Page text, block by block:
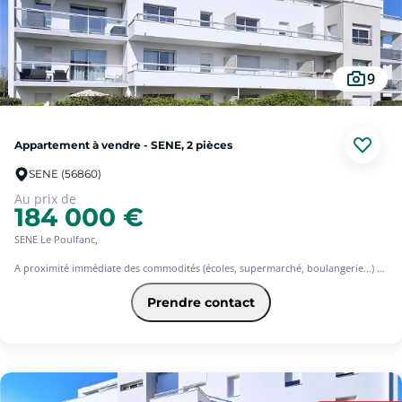
bien combine confort et emplacement privilégié...
Ne tardez pas à venir le visiter !
9
Appartement à vendre - SENE, 2 pièces
SENE (56860)
Au prix de
184 000 €
SENE Le Poulfanc,
A proximité immédiate des commodités (écoles, supermarché, boulangerie...) et
des services de santé, cet appartement type 2 vous facilite la vie au quotidien...
Les lignes de bus et les pistes cyclables sont également à portée de main,
rendant vos déplacements encore plus pratiques...
Un cadre idéal pour allier tranquillité et proximité des commodités...
chambre et un balcon pour profiter des beaux jours...
Prendre contact